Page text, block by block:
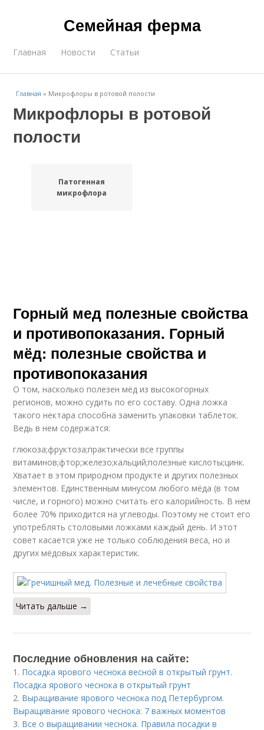
Семейная ферма
Главная Новости Статьи
Главная » Микрофлоры в ротовой полости
Микрофлоры в ротовой
полости
Патогенная
микрофлора
Горный мед полезные свойства
и противопоказания. Горный
мёд: полезные свойства и
противопоказания
О том, насколько полезен мёд из высокогорных
регионов, можно судить по его составу. Одна ложка
такого нектара способна заменить упаковки таблеток.
Ведь в нем содержатся:
глюкоза;фруктоза;практически все группы
витаминов;фтор;железо;кальций;полезные кислоты;цинк.
Хватает в этом природном продукте и других полезных
элементов. Единственным минусом любого мёда (в том
числе, и горного) можно считать его калорийность. В нем
более 70% приходится на углеводы. Поэтому не стоит его
употреблять столовыми ложками каждый день. И этот
совет касается уже не только соблюдения веса, но и
других мёдовых характеристик.
Читать дальше →
Последние обновления на сайте:
1. Посадка ярового чеснока весной в открытый грунт.
Посадка ярового чеснока в открытый грунт
2. Выращивание ярового чеснока под Петербургом.
Выращивание ярового чеснока: 7 важных моментов
3. Все о выращивании чеснока. Правила посадки в